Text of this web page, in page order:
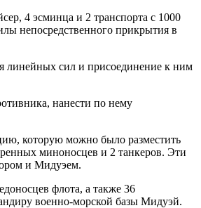
4 эсминца и 2 транспорта с 1000
непосредственного прикрытия в
линейных сил и присоединение к ним
нанести по нему
которую можно было разместить
миноносцев и 2 танкеров. Эти
и Мидуэем.
флота, а также 36
военно-морской базы Мидуэй.